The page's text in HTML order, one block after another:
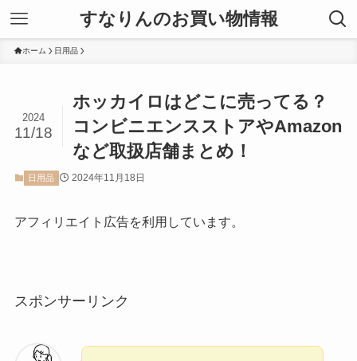
すなりんのお買い物情報
ホーム 日用品
ホッカイロはどこに売ってる？
コンビニエンスストアやAmazon
など取扱店舗まとめ！
2024
11/18
日用品 2024年11月18日
アフィリエイト広告を利用しています。
スポンサーリンク